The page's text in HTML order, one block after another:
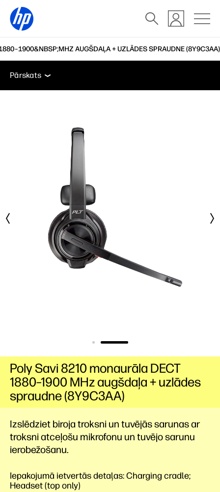
AUGŠDAĻA + UZLĀDES SPRAUDNE (8Y9C3AA)
Pārskats Funkcijas Piederumi
Atbalsts
Pārskats
Izslēdziet biroja troksni un tuvējās sarunas ar
troksni atceļošu mikrofonu un tuvējo sarunu
ierobežošanu.
Iepakojumā ietvertās detaļas: Charging cradle;
Headset (top only)
Poly Savi 8210 monaurāla DECT
1880–1900 MHz augšdaļa + uzlādes
spraudne (8Y9C3AA)